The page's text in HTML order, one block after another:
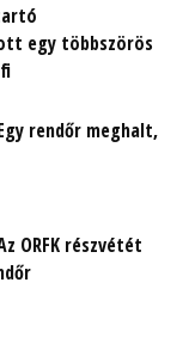
egy többszörös
rendőr meghalt,
ORFK részvétét